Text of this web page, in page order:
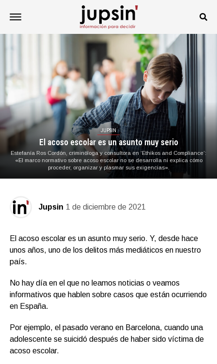
JUPSIN
El acoso escolar es un asunto muy serio
Estefanía Ros Cordón, criminóloga y consultora en ‘Ethikos and Compliance’:
«El marco normativo sobre acoso escolar no se desarrolla ni explica cómo
proceder, organizar y plasmar sus exigencias».
Jupsin 1 de diciembre de 2021
El acoso escolar es un asunto muy serio. Y, desde hace
unos años, uno de los delitos más mediáticos en nuestro
país.
No hay día en el que no leamos noticias o veamos
informativos que hablen sobre casos que están ocurriendo
en España.
Por ejemplo, el pasado verano en Barcelona, cuando una
adolescente se suicidó después de haber sido víctima de
acoso escolar.